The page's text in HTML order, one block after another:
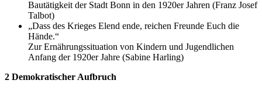
Bautätigkeit der Stadt Bonn in den 1920er Jahren (Franz Josef
Talbot)
„Dass des Krieges Elend ende, reichen Freunde Euch die
Hände.“
Zur Ernährungssituation von Kindern und Jugendlichen
Anfang der 1920er Jahre (Sabine Harling)
2 Demokratischer Aufbruch